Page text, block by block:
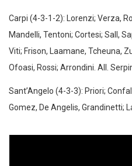
Carpi (4-3-1-2): Lorenzi; Verza,
Mandelli, Tentoni; Cortesi; Sall,
Viti; Frison, Laamane, Tcheuna,
Ofoasi, Rossi; Arrondini. All.
Sant’Angelo (4-3-3): Priori;
Gomez, De Angelis, Grandinetti;